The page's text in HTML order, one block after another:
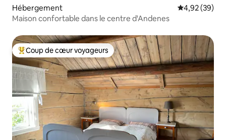
Hébergement Évaluation
4,92 (39)
Maison confortable dans le centre d'Andenes
Coups de cœur voyageurs les plus appréciés
Coup de cœur voyageurs